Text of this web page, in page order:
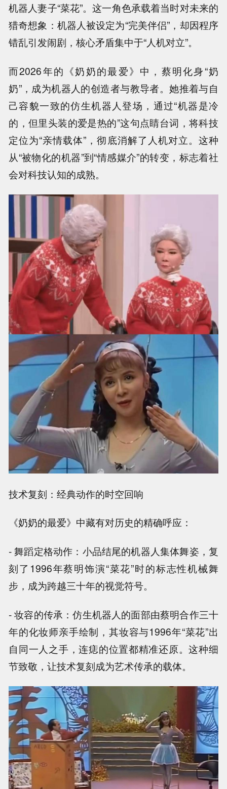
机器人妻子“菜花”。这一角色承载着当时对未来的
猎奇想象：机器人被设定为“完美伴侣”，却因程序
错乱引发闹剧，核心矛盾集中于“人机对立”。
而2026年的《奶奶的最爱》中，蔡明化身“奶
奶”，成为机器人的创造者与教导者。她推着与自
己容貌一致的仿生机器人登场，通过“机器是冷
的，但里头装的爱是热的”这句点睛台词，将科技
定位为“亲情载体”，彻底消解了人机对立。这种
从“被物化的机器”到“情感媒介”的转变，标志着社
会对科技认知的成熟。
技术复刻：经典动作的时空回响
《奶奶的最爱》中藏有对历史的精确呼应：
- 舞蹈定格动作：小品结尾的机器人集体舞姿，复
刻了1996年蔡明饰演“菜花”时的标志性机械舞
步，成为跨越三十年的视觉符号。
- 妆容的传承：仿生机器人的面部由蔡明合作三十
年的化妆师亲手绘制，其妆容与1996年“菜花”出
自同一人之手，连痣的位置都精准还原。这种细
节致敬，让技术复刻成为艺术传承的载体。